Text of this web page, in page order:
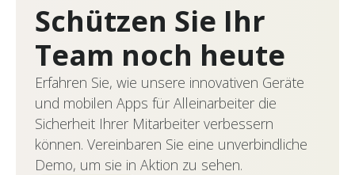
Schützen Sie Ihr
Team noch heute
Erfahren Sie, wie unsere innovativen Geräte
und mobilen Apps für Alleinarbeiter die
Sicherheit Ihrer Mitarbeiter verbessern
können. Vereinbaren Sie eine unverbindliche
Demo, um sie in Aktion zu sehen.